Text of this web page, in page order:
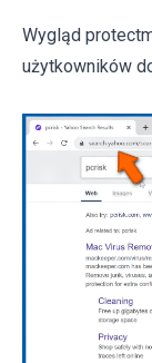
Wygląd
użytkowników